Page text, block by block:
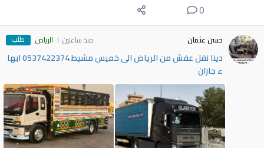
0
حسن عثمان منذ ساعتين الرياض طلب
دينا نقل عفش من الرياض الى خميس مشيط 0537422374 ابها
ء جازان